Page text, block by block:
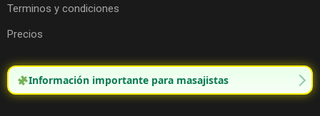
Terminos y condiciones
Precios
Información importante para masajistas